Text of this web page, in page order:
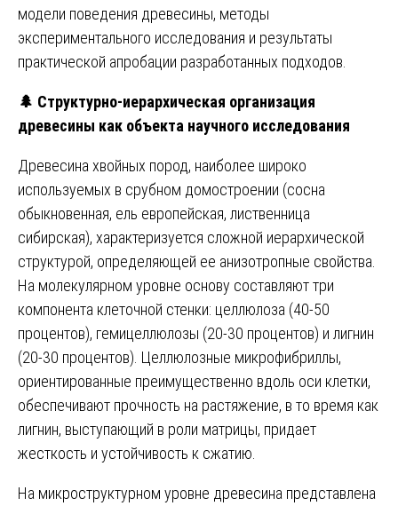
модели поведения древесины, методы
экспериментального исследования и результаты
практической апробации разработанных подходов.
🌲 Структурно-иерархическая организация
древесины как объекта научного исследования
Древесина хвойных пород, наиболее широко
используемых в срубном домостроении (сосна
обыкновенная, ель европейская, лиственница
сибирская), характеризуется сложной иерархической
структурой, определяющей ее анизотропные свойства.
На молекулярном уровне основу составляют три
компонента клеточной стенки: целлюлоза (40-50
процентов), гемицеллюлозы (20-30 процентов) и лигнин
(20-30 процентов). Целлюлозные микрофибриллы,
ориентированные преимущественно вдоль оси клетки,
обеспечивают прочность на растяжение, в то время как
лигнин, выступающий в роли матрицы, придает
жесткость и устойчивость к сжатию.
На микроструктурном уровне древесина представлена